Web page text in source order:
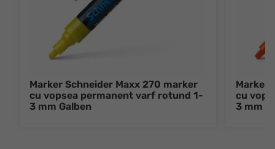
Marker Schneider Maxx 270 marker
cu vopsea permanent varf rotund 1-
3 mm Galben
Marker
cu
3 mm